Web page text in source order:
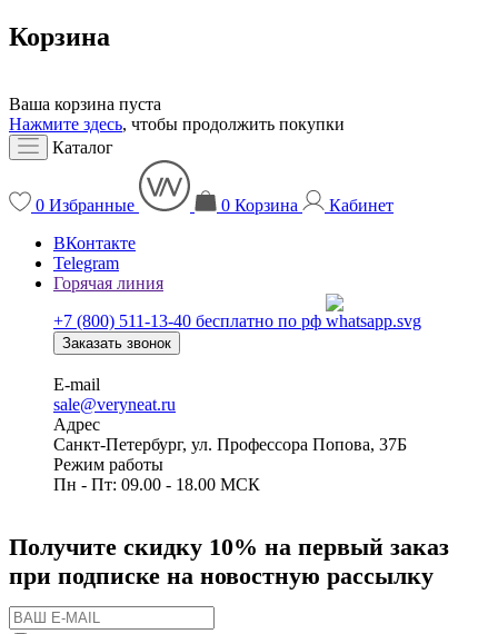
Корзина
Ваша корзина пуста
Нажмите здесь, чтобы продолжить покупки
Каталог
0 Избранные 0 Корзина
Кабинет
ВКонтакте
Telegram
Горячая линия
+7 (800) 511-13-40 бесплатно по рф
Заказать звонок
E-mail
sale@veryneat.ru
Адрес
Санкт-Петербург, ул. Профессора Попова, 37Б
Режим работы
Пн - Пт: 09.00 - 18.00 МСК
Получите скидку 10% на первый заказ
при подписке на новостную рассылку